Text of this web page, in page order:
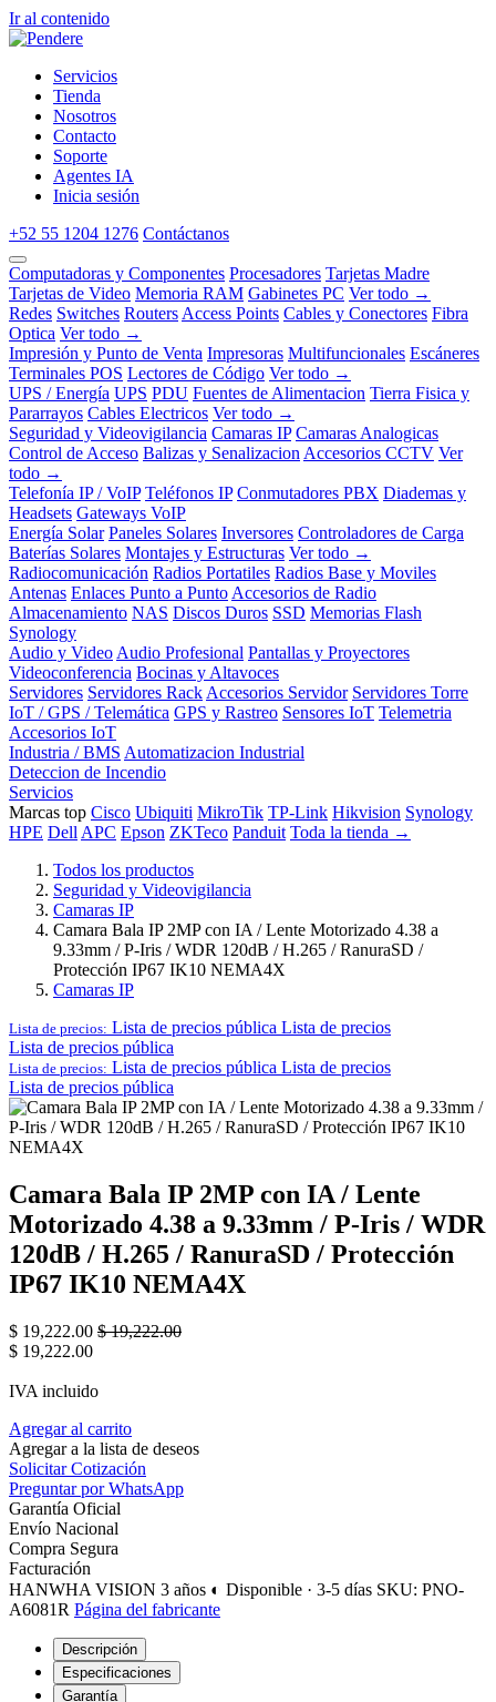
Ir al contenido
Servicios
Tienda
Nosotros
Contacto
Soporte
Agentes IA
Inicia sesión
+52 55 1204 1276 Contáctanos
Computadoras y Componentes Procesadores Tarjetas Madre
Tarjetas de Video Memoria RAM Gabinetes PC Ver todo →
Redes Switches Routers Access Points Cables y Conectores Fibra
Optica Ver todo →
Impresión y Punto de Venta Impresoras Multifuncionales Escáneres
Terminales POS Lectores de Código Ver todo →
UPS / Energía UPS PDU Fuentes de Alimentacion Tierra Fisica y
Pararrayos Cables Electricos Ver todo →
Seguridad y Videovigilancia Camaras IP Camaras Analogicas
Control de Acceso Balizas y Senalizacion Accesorios CCTV Ver
todo →
Telefonía IP / VoIP Teléfonos IP Conmutadores PBX Diademas y
Headsets Gateways VoIP
Energía Solar Paneles Solares Inversores Controladores de Carga
Baterías Solares Montajes y Estructuras Ver todo →
Radiocomunicación Radios Portatiles Radios Base y Moviles
Antenas Enlaces Punto a Punto Accesorios de Radio
Almacenamiento NAS Discos Duros SSD Memorias Flash
Synology
Audio y Video Audio Profesional Pantallas y Proyectores
Videoconferencia Bocinas y Altavoces
Servidores Servidores Rack Accesorios Servidor Servidores Torre
IoT / GPS / Telemática GPS y Rastreo Sensores IoT Telemetria
Accesorios IoT
Industria / BMS Automatizacion Industrial
Deteccion de Incendio
Servicios
Marcas top Cisco Ubiquiti MikroTik TP-Link Hikvision Synology
HPE Dell APC Epson ZKTeco Panduit Toda la tienda →
Todos los productos
Seguridad y Videovigilancia
Camaras IP
Camara Bala IP 2MP con IA / Lente Motorizado 4.38 a
9.33mm / P-Iris / WDR 120dB / H.265 / RanuraSD /
Protección IP67 IK10 NEMA4X
Camaras IP
Lista de precios: Lista de precios pública Lista de precios
Lista de precios pública
Lista de precios: Lista de precios pública Lista de precios
Lista de precios pública
Camara Bala IP 2MP con IA / Lente
Motorizado 4.38 a 9.33mm / P-Iris / WDR
120dB / H.265 / RanuraSD / Protección
IP67 IK10 NEMA4X
$ 19,222.00 $19,222.00
$ 19,222.00
IVA incluido
Agregar al carrito
Agregar a la lista de deseos
Solicitar Cotización
Preguntar por WhatsApp
Garantía Oficial
Envío Nacional
Compra Segura
Facturación
HANWHA VISION 3 años ◐ Disponible · 3-5 días SKU: PNO-
A6081R Página del fabricante
Descripción
Especificaciones
Garantía